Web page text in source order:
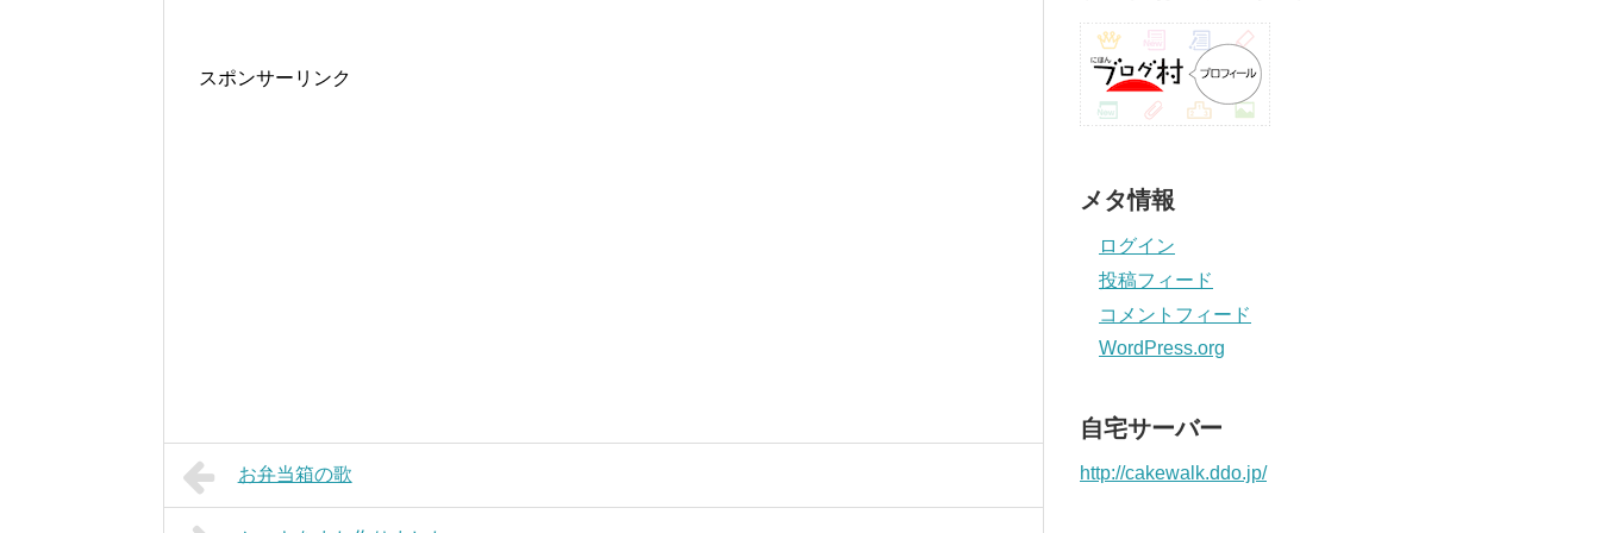
スポンサーリンク
お弁当箱の歌
メタ情報
ログイン
投稿フィード
コメントフィード
WordPress.org
自宅サーバー
http://cakewalk.ddo.jp/